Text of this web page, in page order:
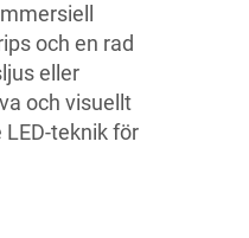
och en rad
eller
och visuellt
teknik för